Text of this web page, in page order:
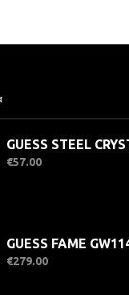
€57.00
€279.00